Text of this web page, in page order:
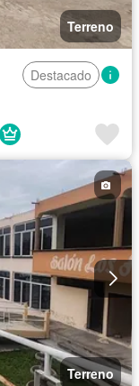
Terreno
Destacado
Terreno